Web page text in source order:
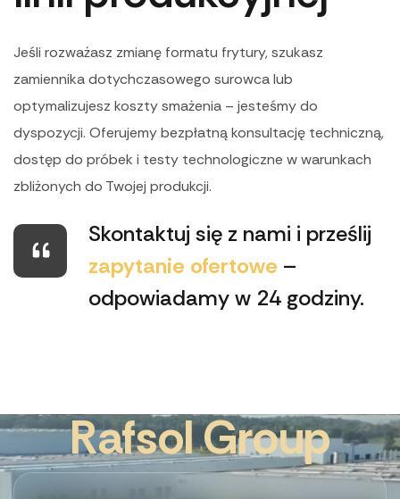
Jeśli rozważasz zmianę formatu frytury, szukasz
zamiennika dotychczasowego surowca lub
optymalizujesz koszty smażenia – jesteśmy do
dyspozycji. Oferujemy bezpłatną konsultację techniczną,
dostęp do próbek i testy technologiczne w warunkach
zbliżonych do Twojej produkcji.
Skontaktuj się z nami i prześlij
zapytanie ofertowe –
odpowiadamy w 24 godziny.
RafsolGroup